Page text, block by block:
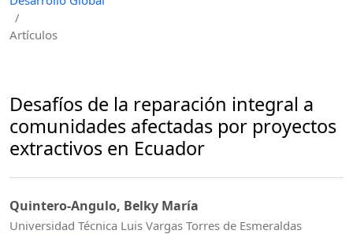
/
Artículos
⁠Desafíos de la reparación integral a
comunidades afectadas por proyectos
extractivos en Ecuador
Quintero-Angulo, Belky María
Universidad Técnica Luis Vargas Torres de Esmeraldas